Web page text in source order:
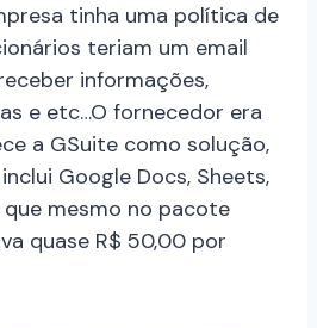
tinha uma política de
teriam um email
informações,
e etc…O fornecedor era
a GSuite como solução,
Google Docs, Sheets,
mesmo no pacote
quase R$ 50,00 por